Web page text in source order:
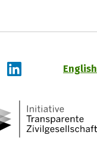
English